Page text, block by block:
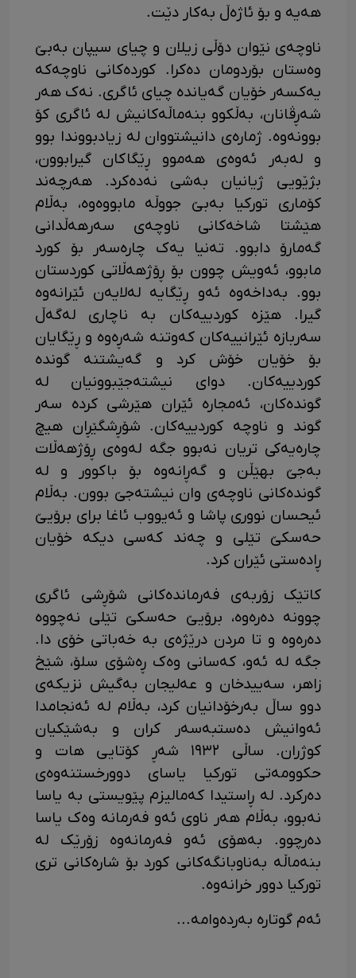
هەیە و بۆ ئاژەڵ بەکار دێت.
ناوچەی نێوان دۆڵی زیلان و چیای سیپان بەبێ
وەستان بۆردومان دەکرا. کوردەکانی ناوچەکە
یەکسەر خۆیان گەیاندە چیای ئاگری. نەک هەر
شەڕڤانان، بەڵکوو بنەماڵەکانیش لە ئاگری کۆ
بوونەوە. ژمارەی دانیشتووان لە زیادبووندا بوو
و لەبەر ئەوەی هەموو ڕێگاکان گیرابوون،
بژێویی ژیانیان بەشی نەدەکرد. هەرچەند
کۆماری تورکیا بەبێ جووڵە مابووەوە، بەڵام
هێشتا شاخەکانی ناوچەی سەرهەڵدانی
گەمارۆ دابوو. تەنیا یەک چارەسەر بۆ کورد
مابوو، ئەویش چوون بۆ ڕۆژهەڵاتی کوردستان
بوو. بەداخەوە ئەو ڕێگایە لەلایەن ئێرانەوە
گیرا. هێزە کوردییەکان بە ناچاری لەگەڵ
سەربازە ئێرانییەکان کەوتنە شەڕەوە و ڕێگایان
بۆ خۆیان خۆش کرد و گەیشتنە گوندە
کوردییەکان. دوای نیشتەجێبوونیان لە
گوندەکان، ئەمجارە ئێران هێرشی کردە سەر
گوند و ناوچە کوردییەکان. شۆڕشگێڕان هیچ
چارەیەکی تریان نەبوو جگە لەوەی ڕۆژهەڵات
بەجێ بهێڵن و گەڕانەوە بۆ باکوور و لە
گوندەکانی ناوچەی وان نیشتەجێ بوون. بەڵام
ئیحسان نووری پاشا و ئەیووب ئاغا برای برۆیێ
حەسکێ تێلی و چەند کەسی دیکە خۆیان
ڕادەستی ئێران کرد.
کاتێک زۆربەی فەرماندەکانی شۆڕشی ئاگری
چوونە دەرەوە، برۆیێ حەسکێ تێلی نەچووە
دەرەوە و تا مردن درێژەی بە خەباتی خۆی دا.
جگە لە ئەو، کەسانی وەک ڕەشۆی سلۆ، شێخ
زاهر، سەییدخان و عەلیجان بەگیش نزیکەی
دوو ساڵ بەرخۆدانیان کرد، بەڵام لە ئەنجامدا
ئەوانیش دەستبەسەر کران و بەشێکیان
کوژران. ساڵی ١٩٣٢ شەڕ کۆتایی هات و
حکوومەتی تورکیا یاسای دوورخستنەوەی
دەرکرد. لە ڕاستیدا کەمالیزم پێویستی بە یاسا
نەبوو، بەڵام هەر ناوی ئەو فەرمانە وەک یاسا
دەرچوو. بەهۆی ئەو فەرمانەوە زۆرێک لە
بنەماڵە بەناوبانگەکانی کورد بۆ شارەکانی تری
تورکیا دوور خرانەوە.
ئەم گوتارە بەردەوامە...